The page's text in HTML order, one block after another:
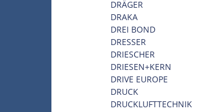
DRÄGER
DRAKA
DREI BOND
DRESSER
DRIESCHER
DRIESEN+KERN
DRIVE EUROPE
DRUCK
DRUCKLUFTTECHNIK